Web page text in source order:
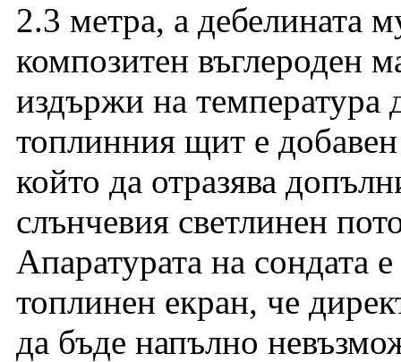
2.3 метра, а дебелината
композитен въглероден
издържи на температура
топлинния щит е
който да отразява
слънчевия светлинен
Апаратурата на сондата
топлинен екран, че
да бъде напълно